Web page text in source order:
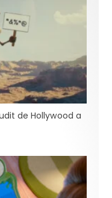
de Hollywood a